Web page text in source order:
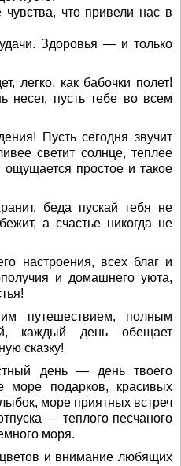
что привели нас в
Здоровья — и только
легко, как бабочки полет!
несет, пусть тебе во всем
Пусть сегодня звучит
светит солнце, теплее
простое и такое
беда пускай тебя не
а счастье никогда не
настроения, всех благ и
и домашнего уюта,
путешествием, полным
каждый день обещает
сказку!
день — день твоего
подарков, красивых
море приятных встреч
— теплого песчаного
моря.
и внимание любящих